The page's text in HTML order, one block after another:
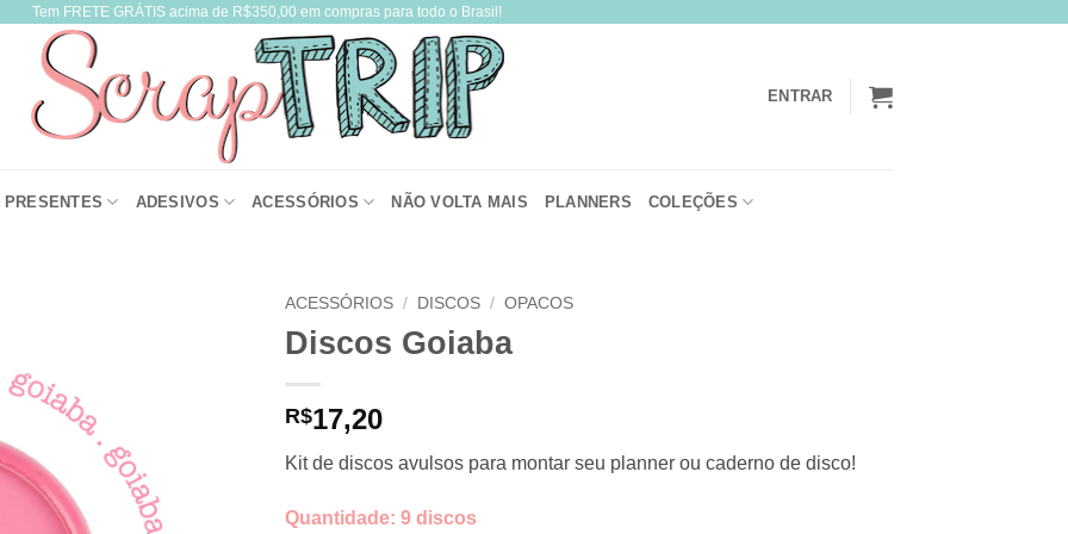
Tem FRETE GRÁTIS acima de R$350,00 em compras para todo o Brasil!
ENTRAR
PRESENTES ADESIVOS ACESSÓRIOS NÃO VOLTA MAIS PLANNERS COLEÇÕES
ACESSÓRIOS / DISCOS / OPACOS
Discos Goiaba
R$17,20
Kit de discos avulsos para montar seu planner ou caderno de disco!
Quantidade: 9 discos